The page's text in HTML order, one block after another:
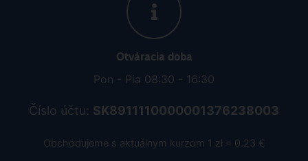
Otváracia doba
Pon - Pia 08:30 - 16:30
Číslo účtu: SK8911110000001376238003
Obchodujeme s aktuálnym kurzom 1 zł = 0.23 €